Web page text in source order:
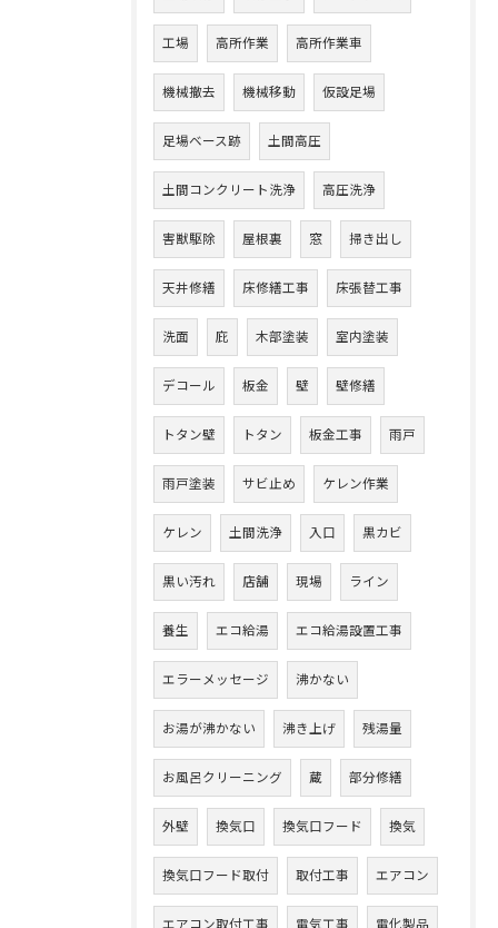
工場 高所作業 高所作業車
機械撤去 機械移動 仮設足場
足場ベース跡 土間高圧
土間コンクリート洗浄 高圧洗浄
害獣駆除 屋根裏 窓 掃き出し
天井修繕 床修繕工事 床張替工事
洗面 庇 木部塗装 室内塗装
デコール 板金 壁 壁修繕
トタン壁 トタン 板金工事 雨戸
雨戸塗装 サビ止め ケレン作業
ケレン 土間洗浄 入口 黒カビ
黒い汚れ 店舗 現場 ライン
養生 エコ給湯 エコ給湯設置工事
エラーメッセージ 沸かない
お湯が沸かない 沸き上げ 残湯量
お風呂クリーニング 蔵 部分修繕
外壁 換気口 換気口フード 換気
換気口フード取付 取付工事 エアコン
エアコン取付工事 電気工事 電化製品